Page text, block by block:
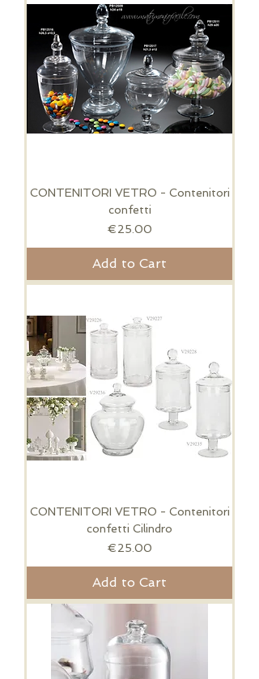
CONTENITORI VETRO - Contenitori
confetti
Price
€25.00
Add to Cart
CONTENITORI VETRO - Contenitori
confetti Cilindro
Price
€25.00
Add to Cart